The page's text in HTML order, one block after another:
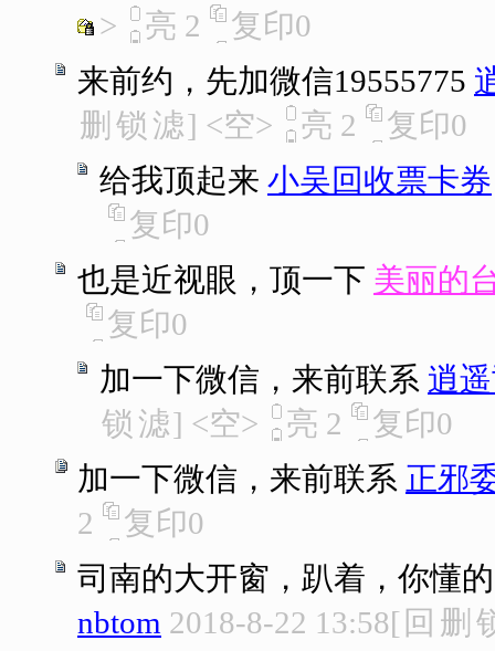
>
亮 2 复印0
来前约，先加微信19555775
删 锁 滤] <空> 亮 2 复印0
给我顶起来 小吴回收票卡券
复印0
也是近视眼，顶一下 美丽的
复印0
加一下微信，来前联系 逍
锁 滤] <空> 亮 2 复印0
加一下微信，来前联系 正邪
2
复印0
司南的大开窗，趴着，你懂
nbtom 2018-8-22 13:58[ 回 删